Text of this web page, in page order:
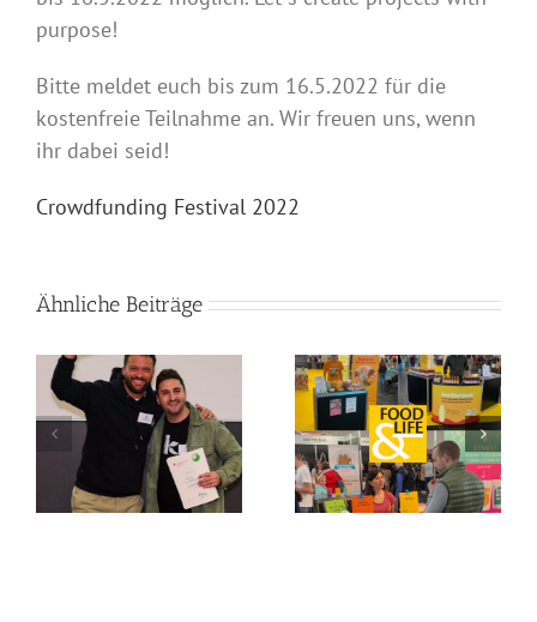
purpose!
Bitte meldet euch bis zum 16.5.2022 für die
kostenfreie Teilnahme an. Wir freuen uns, wenn
ihr dabei seid!
Crowdfunding Festival 2022
Ähnliche Beiträge